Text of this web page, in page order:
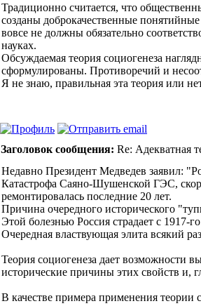
Традиционно считается, что
созданы доброкачественные
вовсе не должны обязательно
науках.
Обсуждаемая теория социогенеза
сформулированы. Противоречий и
Я не знаю, правильная эта теория или
Заголовок сообщения: Re: Адекватная
Недавно Президент Медведев заявил:
Катастрофа Саяно-Шушенской ГЭС,
ремонтировалась последние 20 лет.
Причина очередного исторического
Этой болезнью Россия страдает с 1917-
Очередная властвующая элита всякий
Теория социогенеза дает возможности
исторические причины этих свойств и,
В качестве примера применения теории